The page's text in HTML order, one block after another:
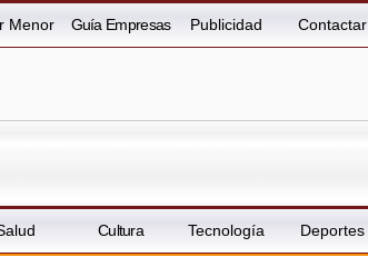
Menor Guía Empresas Publicidad Contactar
Cultura Tecnología Deportes